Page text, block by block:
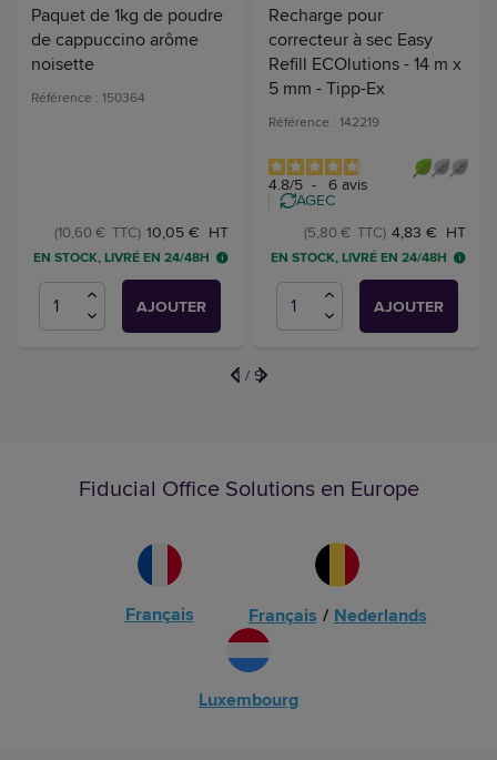
Paquet de 1kg de poudre
de cappuccino arôme
noisette
Référence : 150364
10,05 € HT
(10,60 € TTC)
EN STOCK, LIVRÉ EN 24/48H
AJOUTER
Recharge pour
correcteur à sec Easy
Refill ECOlutions - 14 m x
5 mm - Tipp-Ex
Référence : 142219
4.8/5 - 6 avis
AGEC
4,83 € HT
(5,80 € TTC)
EN STOCK, LIVRÉ EN 24/48H
AJOUTER
1 / 9
Fiducial Office Solutions en Europe
Français Français / Nederlands
Luxembourg